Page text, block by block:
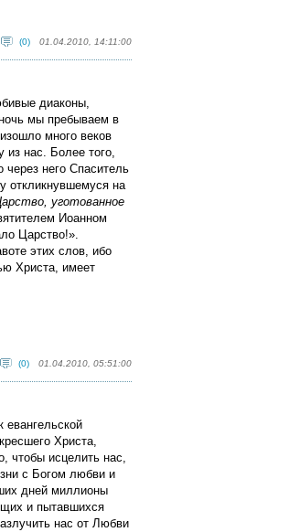
(0) 01.04.2010, 14:11:00
диаконы,
мы пребываем в
много веков
из нас. Более того,
через него Спаситель
откликнувшемуся на
уготованное
Иоанном
Царство!».
этих слов, ибо
Христа, имеет
(0) 01.04.2010, 05:51:00
Христа,
чтобы исцелить нас,
с Богом любви и
дней миллионы
и пытавшихся
нас от Любви